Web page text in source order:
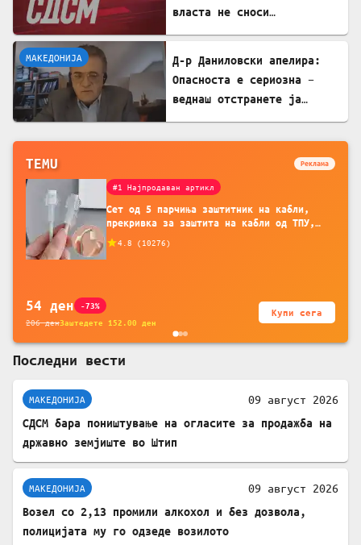
власта не сноси
МАКЕДОНИЈА
Д-р Даниловски апелира:
Опасноста е сериозна –
веднаш отстранете ја
TEMU Реклама
#1 Најпродаван артикл
Сет од 5 парчиња заштитник на кабли,
прекривка за заштита на кабли од ТПУ,
додатоци за заштита на кабли, без
батерија, за мобилни телефони, комплет
4.8 ( 10276)
54 ден -73%
206денЗаштедете 152.00 ден
Купи сега
Последни вести
МАКЕДОНИЈА 09 август 2026
СДСМ бара поништување на огласите за продажба на
државно земјиште во Штип
МАКЕДОНИЈА 09 август 2026
Возел со 2,13 промили алкохол и без дозвола,
полицијата му го одзеде возилото